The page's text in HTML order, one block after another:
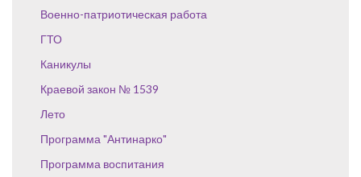
Военно-патриотическая работа
ГТО
Каникулы
Краевой закон № 1539
Лето
Программа "Антинарко"
Программа воспитания